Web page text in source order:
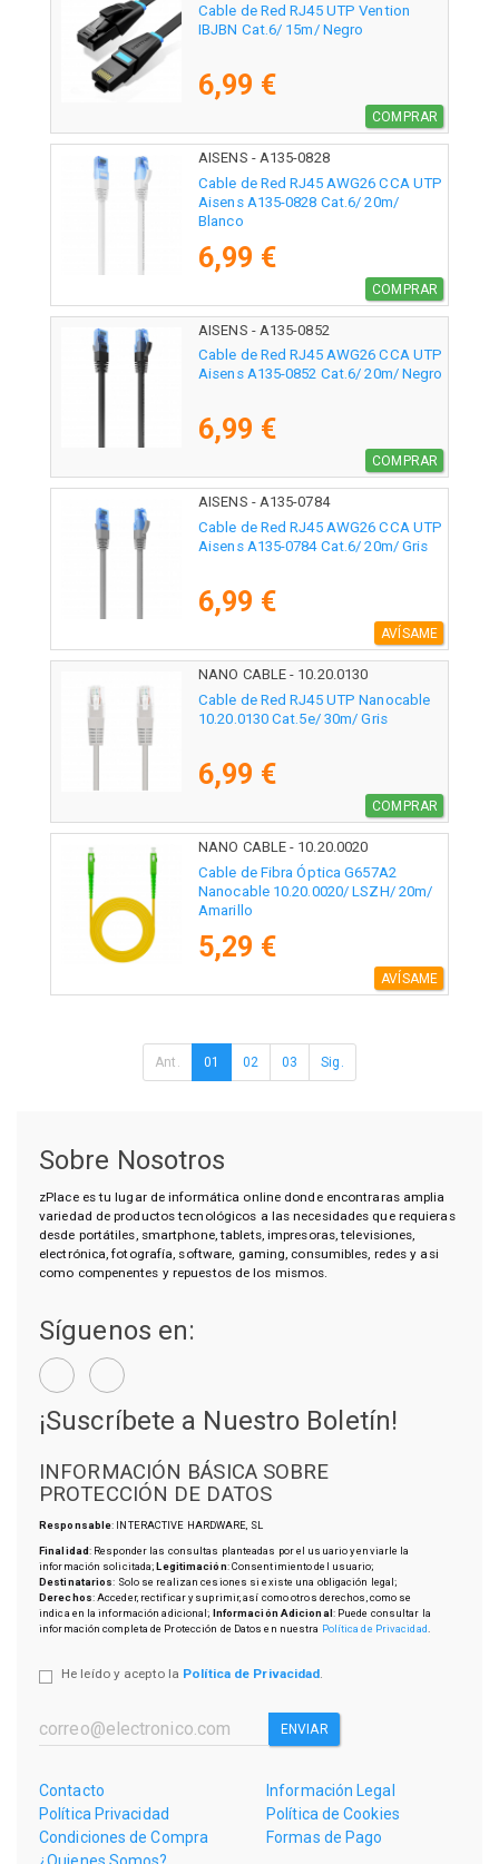
Cable de Red RJ45 UTP Vention
IBJBN Cat.6/ 15m/ Negro
6,99 €
COMPRAR
AISENS - A135-0828
Cable de Red RJ45 AWG26 CCA UTP
Aisens A135-0828 Cat.6/ 20m/
Blanco
6,99 €
COMPRAR
AISENS - A135-0852
Cable de Red RJ45 AWG26 CCA UTP
Aisens A135-0852 Cat.6/ 20m/ Negro
6,99 €
COMPRAR
AISENS - A135-0784
Cable de Red RJ45 AWG26 CCA UTP
Aisens A135-0784 Cat.6/ 20m/ Gris
6,99 €
AVÍSAME
NANO CABLE - 10.20.0130
Cable de Red RJ45 UTP Nanocable
10.20.0130 Cat.5e/ 30m/ Gris
6,99 €
COMPRAR
NANO CABLE - 10.20.0020
Cable de Fibra Óptica G657A2
Nanocable 10.20.0020/ LSZH/ 20m/
Amarillo
5,29 €
AVÍSAME
Ant. 01 02 03 Sig.
Sobre Nosotros
zPlace es tu lugar de informática online donde encontraras amplia
variedad de productos tecnológicos a las necesidades que requieras
desde portátiles, smartphone, tablets, impresoras, televisiones,
electrónica, fotografía, software, gaming, consumibles, redes y asi
como compenentes y repuestos de los mismos.
Síguenos en:
¡Suscríbete a Nuestro Boletín!
INFORMACIÓN BÁSICA SOBRE
PROTECCIÓN DE DATOS
Responsable: INTERACTIVE HARDWARE, SL
Finalidad: Responder las consultas planteadas por el usuario y enviarle la
información solicitada; Legitimación: Consentimiento del usuario;
Destinatarios: Solo se realizan cesiones si existe una obligación legal;
Derechos: Acceder, rectificar y suprimir, así como otros derechos, como se
indica en la información adicional; Información Adicional : Puede consultar la
información completa de Protección de Datos en nuestra Política de Privacidad.
He leído y acepto la Política de Privacidad
ENVIAR
Contacto
Información Legal
Política Privacidad
Política de Cookies
Condiciones de Compra
Formas de Pago
¿Quienes Somos?